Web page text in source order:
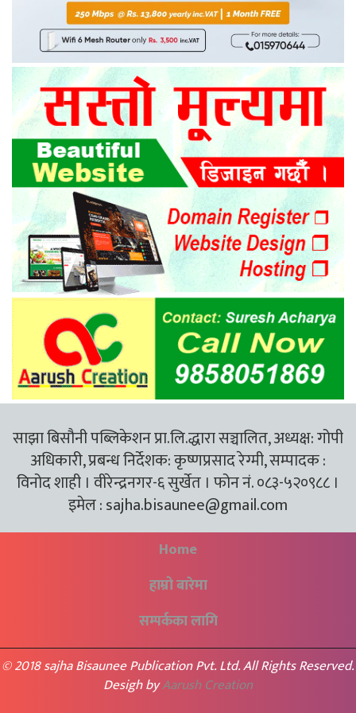
साझा बिसौनी पब्लिकेशन प्रा.लि.द्धारा सञ्चालित, अध्यक्ष: गोपी
अधिकारी, प्रबन्ध निर्देशक: कृष्णप्रसाद रेग्मी, सम्पादक :
विनोद शाही । वीरेन्द्रनगर-६ सुर्खेत । फोन नं. ०८३-५२०९८८ ।
इमेल :sajha.bisaunee@gmail.com
Home
हाम्रो बारेमा
सम्पर्कका लागि
© 2018 sajha Bisaunee Publication Pvt. Ltd. All Rights Reserved.
Desigh byAarush Creation